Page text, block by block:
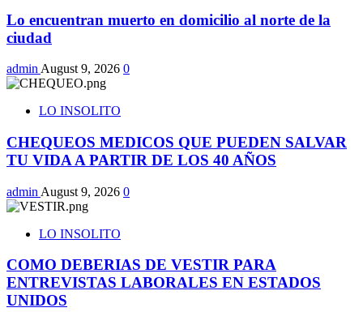
Lo encuentran muerto en domicilio al norte de la
ciudad
admin August 9, 2026 0
LO INSOLITO
CHEQUEOS MEDICOS QUE PUEDEN SALVAR
TU VIDA A PARTIR DE LOS 40 AÑOS
admin August 9, 2026 0
LO INSOLITO
COMO DEBERIAS DE VESTIR PARA
ENTREVISTAS LABORALES EN ESTADOS
UNIDOS